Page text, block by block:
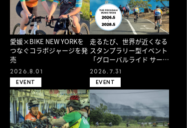
愛媛×BIKE NEW YORKを
つなぐコラボジャージを発
売
2026.8.01
走るたび、世界が近くなる
スタンプラリー型イベント
「グローバルライド サーキ
ット」 開催！
2026.7.31
EVENT EVENT